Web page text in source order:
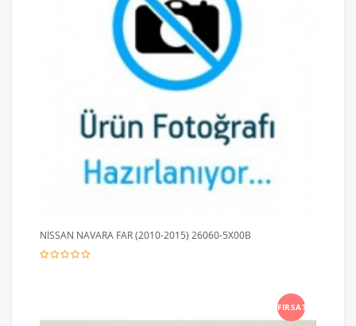
NİSSAN NAVARA FAR (2010-2015) 26060-5X00B
FIRSAT